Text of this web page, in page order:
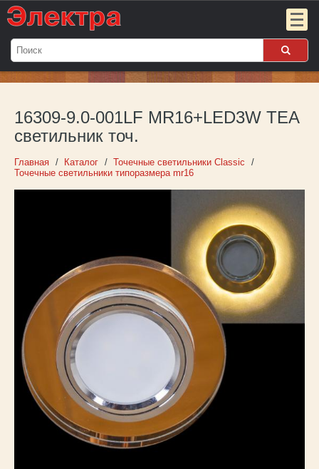
Мой
Пока
пуст
Войти
О компании
Контакты
Каталог
товаров
16309-9.0-001LF MR16+LED3W TEA
светильник точ.
Главная Каталог
Точечные светильники Classic
Точечные светильники типоразмера mr16